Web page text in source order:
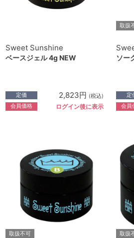
Sweet Sunshine
ベースジェル 4g NEW
定価 2,823円 (税込)
会員価格 ログイン後に表示
取扱
ソー
定
会員
取扱不可 取扱